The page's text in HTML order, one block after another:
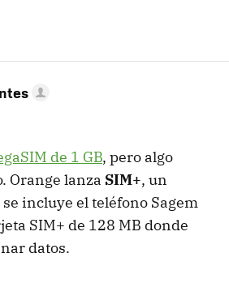
de 1 GB, pero algo
Orange lanza SIM+, un
incluye el teléfono Sagem
SIM+ de 128 MB donde
datos.